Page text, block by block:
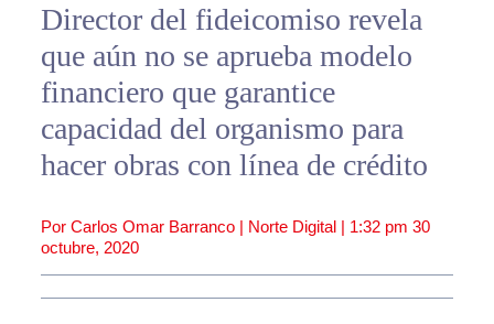
Director del fideicomiso revela
que aún no se aprueba modelo
financiero que garantice
capacidad del organismo para
hacer obras con línea de crédito
Por Carlos Omar Barranco | Norte Digital | 1:32 pm 30
octubre, 2020